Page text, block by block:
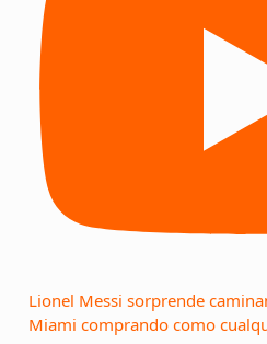
Lionel Messi sorprende
Miami comprando como